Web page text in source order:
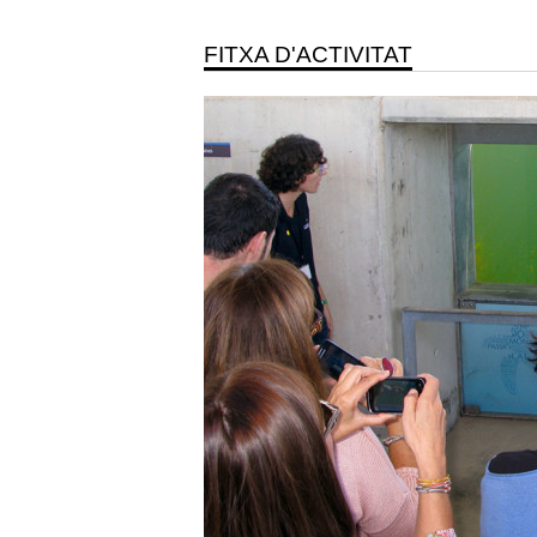
FITXA D'ACTIVITAT